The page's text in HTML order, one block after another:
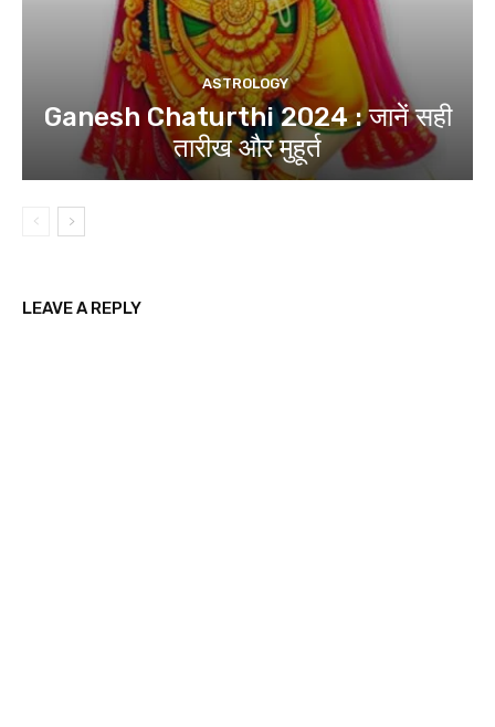
ASTROLOGY
Ganesh Chaturthi 2024 : जानें सही
तारीख और मुहूर्त
LEAVE A REPLY